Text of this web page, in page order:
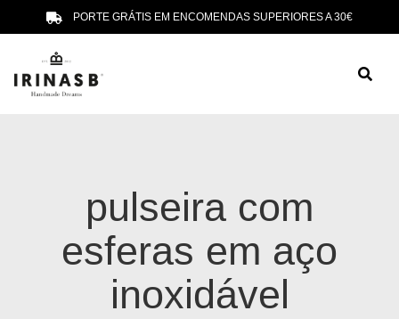
PORTE GRÁTIS EM ENCOMENDAS SUPERIORES A 30€
pulseira com
esferas em aço
inoxidável